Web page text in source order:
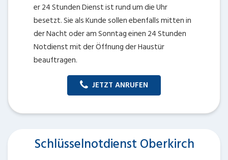
er 24 Stunden Dienst ist rund um die Uhr
besetzt. Sie als Kunde sollen ebenfalls mitten in
der Nacht oder am Sonntag einen 24 Stunden
Notdienst mit der Öffnung der Haustür
beauftragen.
JETZT ANRUFEN
Schlüsselnotdienst Oberkirch